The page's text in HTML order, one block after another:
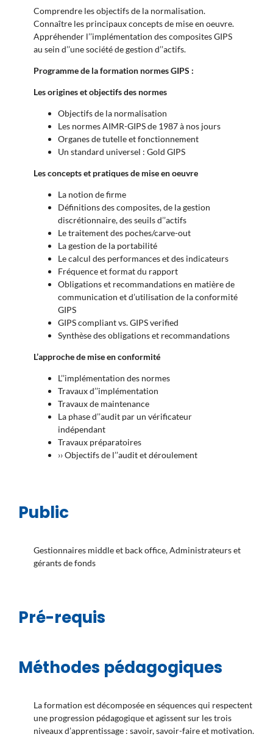
Comprendre les objectifs de la normalisation.
Connaître les principaux concepts de mise en oeuvre.
Appréhender l’’implémentation des composites GIPS
au sein d’’une société de gestion d’’actifs.
Programme de la formation normes GIPS :
Les origines et objectifs des normes
Objectifs de la normalisation
Les normes AIMR-GIPS de 1987 à nos jours
Organes de tutelle et fonctionnement
Un standard universel : Gold GIPS
Les concepts et pratiques de mise en oeuvre
La notion de firme
Définitions des composites, de la gestion
discrétionnaire, des seuils d’’actifs
Le traitement des poches/carve-out
La gestion de la portabilité
Le calcul des performances et des indicateurs
Fréquence et format du rapport
Obligations et recommandations en matière de
communication et d’utilisation de la conformité
GIPS
GIPS compliant vs. GIPS verified
Synthèse des obligations et recommandations
L’approche de mise en conformité
L’’implémentation des normes
Travaux d’’implémentation
Travaux de maintenance
La phase d’’audit par un vérificateur
indépendant
Travaux préparatoires
›› Objectifs de l’’audit et déroulement
Public
Gestionnaires middle et back office, Administrateurs et
gérants de fonds
Pré-requis
Méthodes pédagogiques
La formation est décomposée en séquences qui respectent
une progression pédagogique et agissent sur les trois
niveaux d’apprentissage : savoir, savoir-faire et motivation.